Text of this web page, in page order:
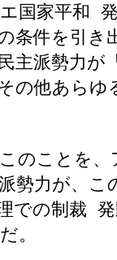
国家平和
条件を引
主派勢力
の他あら
のことを
勢力が、
での制裁
。